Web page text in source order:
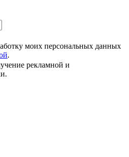
моих персональных данных
.
рекламной и